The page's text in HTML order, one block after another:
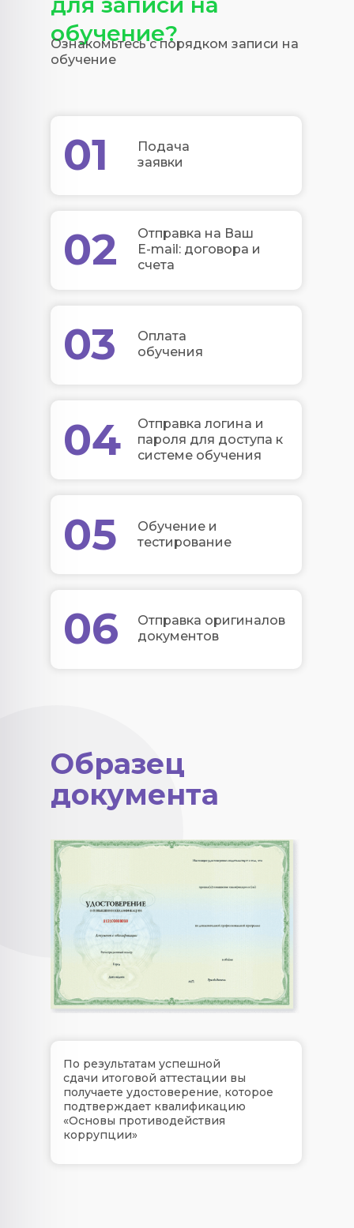
обучение?
Ознакомьтесь с порядком записи на
обучение
01
02
03
04
05
06
Подача
заявки
Отправка на Ваш
E-mail: договора и
счета
Оплата
обучения
Отправка логина и
пароля для доступа к
системе обучения
Обучение и
тестирование
Отправка оригиналов
документов
Образец
документа
По результатам успешной
сдачи итоговой аттестации вы
получаете удостоверение, которое
подтверждает квалификацию
«Основы противодействия
коррупции»​​​​​​​